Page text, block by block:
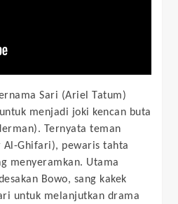
Sari (Ariel Tatum)
menjadi joki kencan buta
Ternyata teman
Al-Ghifari), pewaris tahta
menyeramkan. Utama
Bowo, sang kakek
untuk melanjutkan drama